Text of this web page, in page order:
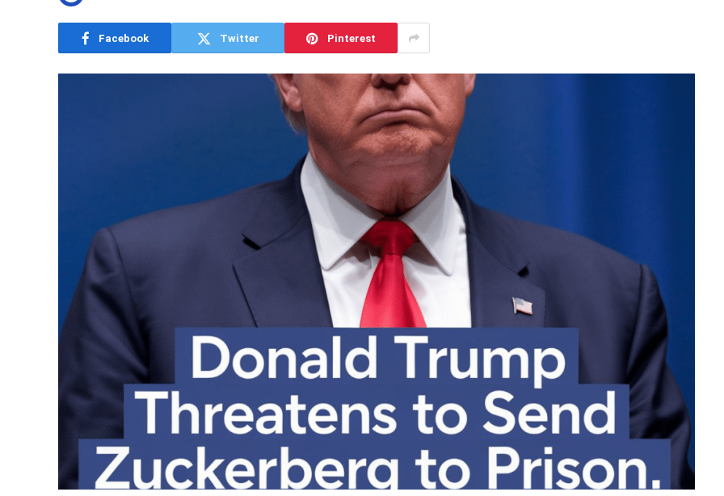
Facebook Twitter Pinterest